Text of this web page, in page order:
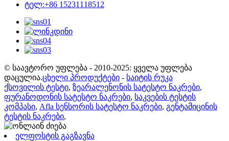
ტელ:+86 15231118512
© საავტორო უფლება - 2010-2025: ყველა უფლება
დაცულია.ცხელი პროდუქტები - საიტის რუკა
ქსოვილის ტესტი, ზეარალენონის სატესტო ნაკრები,
ფურანოდონის სატესტო ნაკრები, საკვების ტესტის
კომპასი, Afla სენსორის სატესტო ნაკრები, გენტამიცინის
ტესტის ნაკრები,
ელფოსტის გაგზავნა